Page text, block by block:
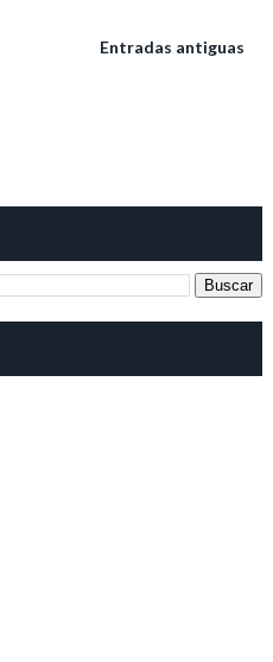
Entradas antiguas